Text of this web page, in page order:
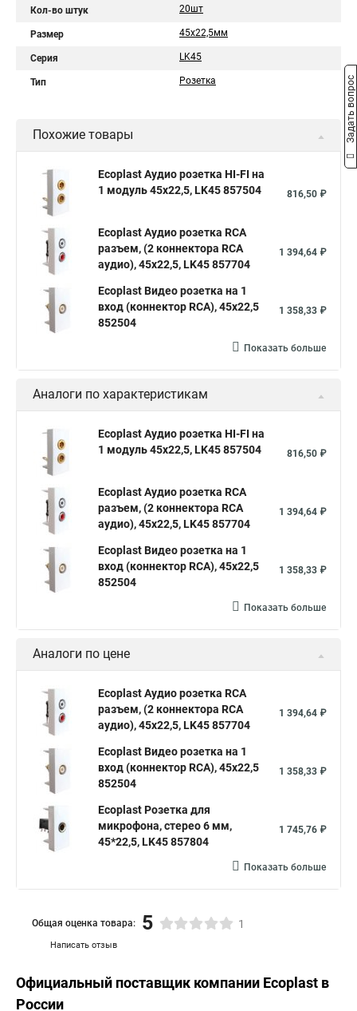
Кол-во штук 20шт
Размер 45х22,5мм
Серия LK45
Тип Розетка
Похожие товары
Ecoplast Аудио розетка HI-FI на
1 модуль 45х22,5, LK45 857504
816,50 ₽
Ecoplast Аудио розетка RCA
разъем, (2 коннектора RCA
аудио), 45х22,5, LK45 857704
1 394,64 ₽
Ecoplast Видео розетка на 1
вход (коннектор RCA), 45х22,5
852504
1 358,33 ₽
Показать больше
Аналоги по характеристикам
Ecoplast Аудио розетка HI-FI на
1 модуль 45х22,5, LK45 857504
816,50 ₽
Ecoplast Аудио розетка RCA
разъем, (2 коннектора RCA
аудио), 45х22,5, LK45 857704
1 394,64 ₽
Ecoplast Видео розетка на 1
вход (коннектор RCA), 45х22,5
852504
1 358,33 ₽
Показать больше
Аналоги по цене
Ecoplast Аудио розетка RCA
разъем, (2 коннектора RCA
аудио), 45х22,5, LK45 857704
1 394,64 ₽
Ecoplast Видео розетка на 1
вход (коннектор RCA), 45х22,5
852504
1 358,33 ₽
Ecoplast Розетка для
микрофона, стерео 6 мм,
45*22,5, LK45 857804
1 745,76 ₽
Показать больше
Написать отзыв
Общая оценка товара: 5 1
Официальный поставщик компании Ecoplast в
России
Задать вопрос